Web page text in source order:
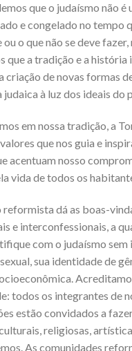
que o judaísmo não é
e congelado no tempo
ou o que não se deve fazer,
que a tradição e a história
criação de novas formas
à luz dos ideais do
em nossa tradição, a
que nos guia e
acentuam nosso
vida de todos os
reformista dá as boas-
e interconfessionais, a
com o judaísmo sem
sua identidade de
todos os integrantes de
estão convidados a
religiosas,
As comunidades